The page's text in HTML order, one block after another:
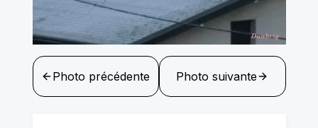
Photo précédente Photo suivante